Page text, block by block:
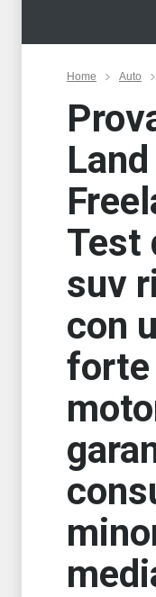
Home Auto
Test
suv
con
forte